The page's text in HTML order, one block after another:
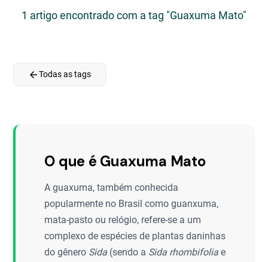
1 artigo encontrado com a tag "Guaxuma Mato"
arrow_backTodas as tags
O que é Guaxuma Mato
A guaxuma, também conhecida
popularmente no Brasil como guanxuma,
mata-pasto ou relógio, refere-se a um
complexo de espécies de plantas daninhas
do gênero Sida (sendo a Sida rhombifolia e